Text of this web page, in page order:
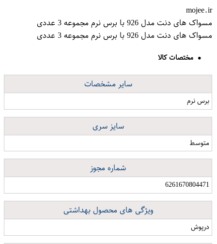
mojee.ir
مسواک های دنت مدل 926 با برس نرم مجموعه 3 عددی
مسواک های دنت مدل 926 با برس نرم مجموعه 3 عددی
مختصات کالا
سایر مشخصات
برس نرم
سایز سری
متوسط
شماره مجوز
6261670804471
ویژگی های محصول بهداشتی
درپوش